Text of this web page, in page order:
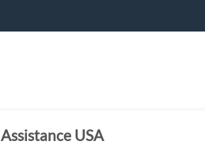
Assistance USA